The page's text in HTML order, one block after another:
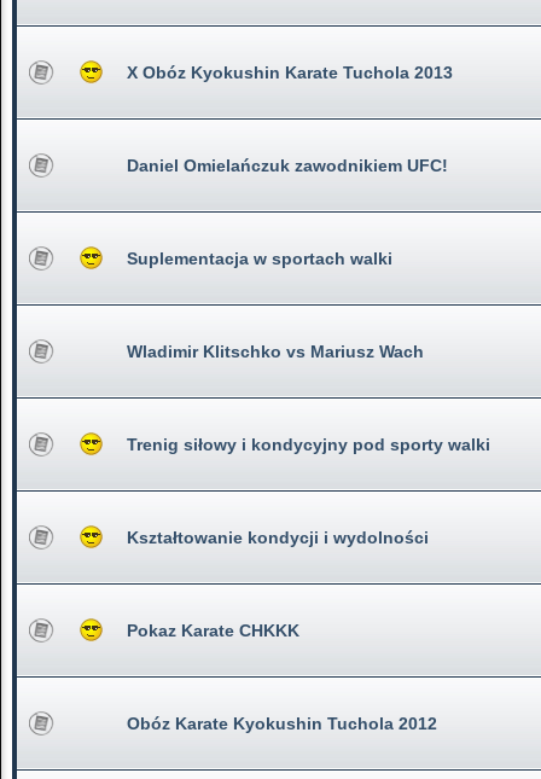
X Obóz Kyokushin Karate Tuchola 2013
Daniel Omielańczuk zawodnikiem UFC!
Suplementacja w sportach walki
Wladimir Klitschko vs Mariusz Wach
Trenig siłowy i kondycyjny pod sporty walki
Kształtowanie kondycji i wydolności
Pokaz Karate CHKKK
Obóz Karate Kyokushin Tuchola 2012